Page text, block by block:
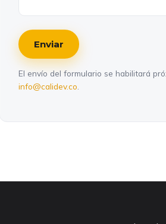
Enviar
El envío del formulario se habilitará
info@calidev.co